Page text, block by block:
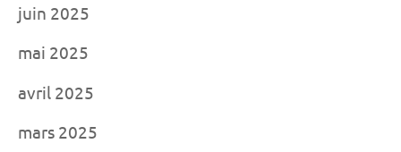
juin 2025
mai 2025
avril 2025
mars 2025